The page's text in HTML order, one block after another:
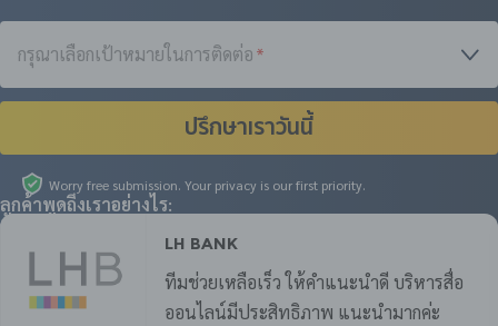
ลูกค้าพูดถึงเราอย่างไร:
LH Bank
ทีมช่วยเหลือเร็ว ให้คำแนะนำดี บริหารสื่อ
ออนไลน์มีประสิทธิภาพ แนะนำมากค่ะ
กรุณาเลือกเป้าหมายในการติดต่อ*
ปรึกษาเราวันนี้
Worry free submission. Your privacy is our first priority.